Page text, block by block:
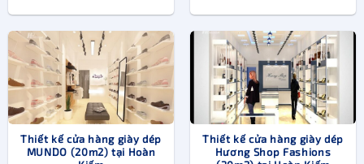
khoắn, năng động, hiện đại.
Thiết kế cửa hàng giày dép
MUNDO (20m2) tại Hoàn
Thiết kế cửa hàng giày dép
Hương Shop Fashions